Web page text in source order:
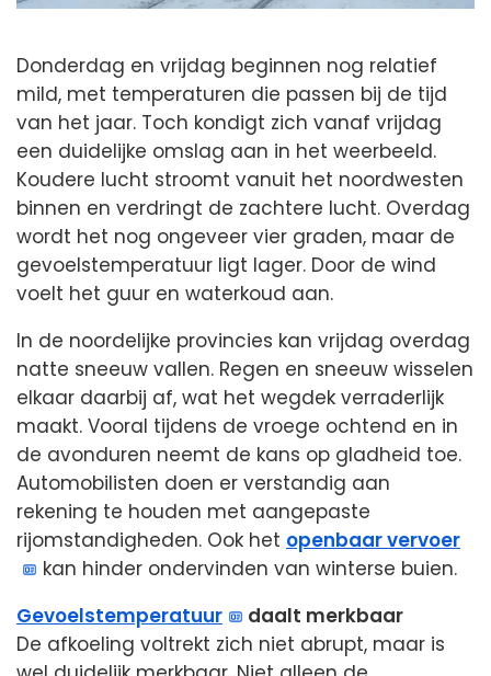
Donderdag en vrijdag beginnen nog relatief
mild, met temperaturen die passen bij de tijd
van het jaar. Toch kondigt zich vanaf vrijdag
een duidelijke omslag aan in het weerbeeld.
Koudere lucht stroomt vanuit het noordwesten
binnen en verdringt de zachtere lucht. Overdag
wordt het nog ongeveer vier graden, maar de
gevoelstemperatuur ligt lager. Door de wind
voelt het guur en waterkoud aan.
In de noordelijke provincies kan vrijdag overdag
natte sneeuw vallen. Regen en sneeuw wisselen
elkaar daarbij af, wat het wegdek verraderlijk
maakt. Vooral tijdens de vroege ochtend en in
de avonduren neemt de kans op gladheid toe.
Automobilisten doen er verstandig aan
rekening te houden met aangepaste
rijomstandigheden. Ook het openbaar vervoer
kan hinder ondervinden van winterse buien.
Gevoelstemperatuur
daalt merkbaar
De afkoeling voltrekt zich niet abrupt, maar is